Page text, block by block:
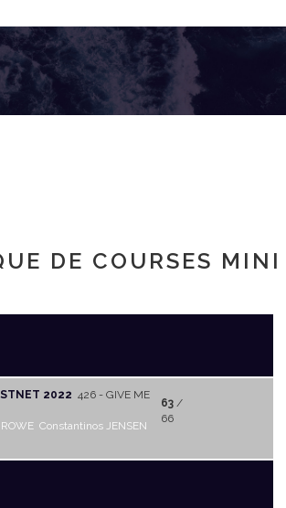
DE COURSES MINI
2022 426 - GIVE ME
Constantinos JENSEN
63/
66